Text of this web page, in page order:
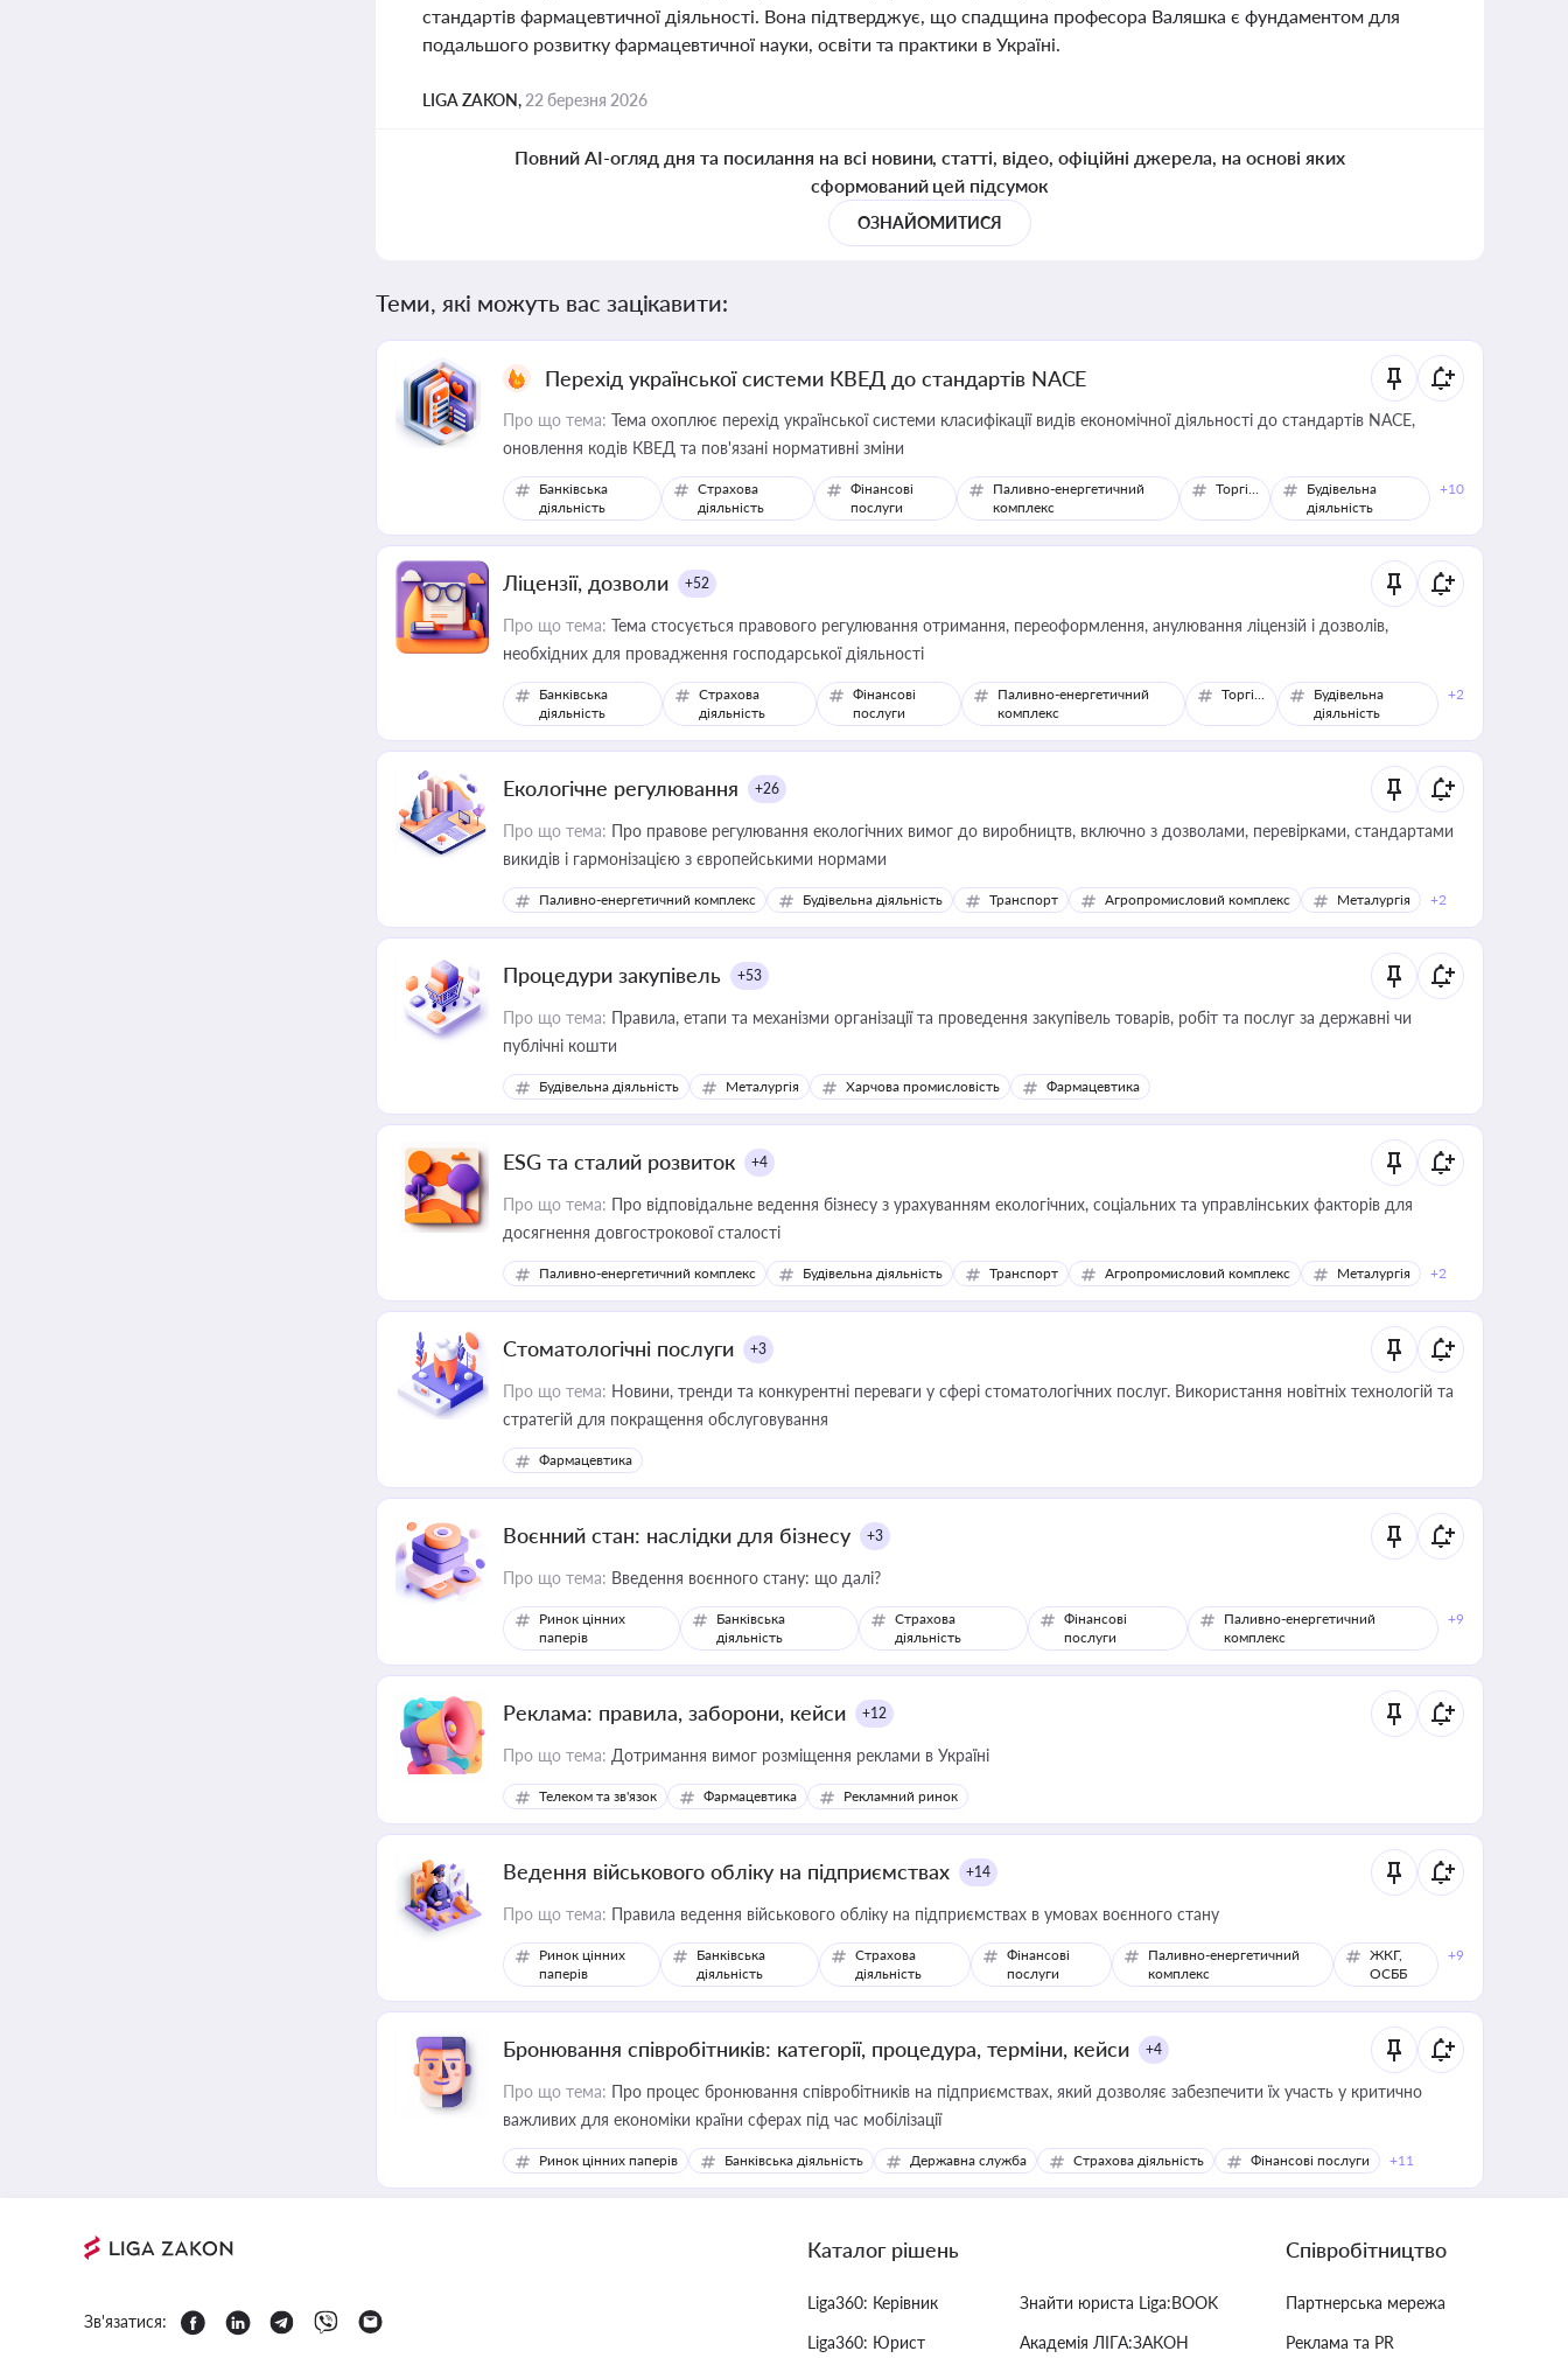
стандартів фармацевтичної діяльності. Вона підтверджує, що спадщина професора Валяшка є фундаментом для
подальшого розвитку фармацевтичної науки, освіти та практики в Україні.
LIGA ZAKON, 22 березня 2026
Повний AI-огляд дня та посилання на всі новини, статті, відео, офіційні джерела, на основі яких
сформований цей підсумок
ОЗНАЙОМИТИСЯ
Теми, які можуть вас зацікавити:
Перехід української системи КВЕД до стандартів NACE
Про що тема: Тема охоплює перехід української системи класифікації видів економічної діяльності до стандартів NACE,
оновлення кодів КВЕД та пов'язані нормативні зміни
Банківська
діяльність
Страхова
діяльність
Фінансові
послуги
Паливно-енергетичний
комплекс
Торгівля
Будівельна
діяльність
+10
Ліцензії, дозволи +52
Про що тема: Тема стосується правового регулювання отримання, переоформлення, анулювання ліцензій і дозволів,
необхідних для провадження господарської діяльності
Банківська
діяльність
Страхова
діяльність
Фінансові
послуги
Паливно-енергетичний
комплекс
Торгівля
Будівельна
діяльність
+2
Екологічне регулювання +26
Про що тема: Про правове регулювання екологічних вимог до виробництв, включно з дозволами, перевірками, стандартами
викидів і гармонізацією з європейськими нормами
Паливно-енергетичний комплекс Будівельна діяльність Транспорт Агропромисловий комплекс Металургія +2
Процедури закупівель +53
Про що тема: Правила, етапи та механізми організації та проведення закупівель товарів, робіт та послуг за державні чи
публічні кошти
Будівельна діяльність Металургія Харчова промисловість Фармацевтика
ESG та сталий розвиток +4
Про що тема: Про відповідальне ведення бізнесу з урахуванням екологічних, соціальних та управлінських факторів для
досягнення довгострокової сталості
Паливно-енергетичний комплекс Будівельна діяльність Транспорт Агропромисловий комплекс Металургія +2
Стоматологічні послуги +3
Про що тема: Новини, тренди та конкурентні переваги у сфері стоматологічних послуг. Використання новітніх технологій та
стратегій для покращення обслуговування
Фармацевтика
Воєнний стан: наслідки для бізнесу +3
Про що тема: Введення воєнного стану: що далі?
Ринок цінних
паперів
Банківська
діяльність
Страхова
діяльність
Фінансові
послуги
Паливно-енергетичний
комплекс
+9
Реклама: правила, заборони, кейси +12
Про що тема: Дотримання вимог розміщення реклами в Україні
Телеком та зв'язок Фармацевтика Рекламний ринок
Ведення військового обліку на підприємствах +14
Про що тема: Правила ведення військового обліку на підприємствах в умовах воєнного стану
Ринок цінних
паперів
Банківська
діяльність
Страхова
діяльність
Фінансові
послуги
Паливно-енергетичний
комплекс
ЖКГ,
ОСББ
+9
Бронювання співробітників: категорії, процедура, терміни, кейси +4
Про що тема: Про процес бронювання співробітників на підприємствах, який дозволяє забезпечити їх участь у критично
важливих для економіки країни сферах під час мобілізації
Ринок цінних паперів Банківська діяльність Державна служба Страхова діяльність Фінансові послуги +11
Зв'язатися:
Каталог рішень
Liga360: Керівник
Liga360: Юрист
Знайти юриста Liga:BOOK
Академія ЛІГА:ЗАКОН
Співробітництво
Партнерська мережа
Реклама та PR